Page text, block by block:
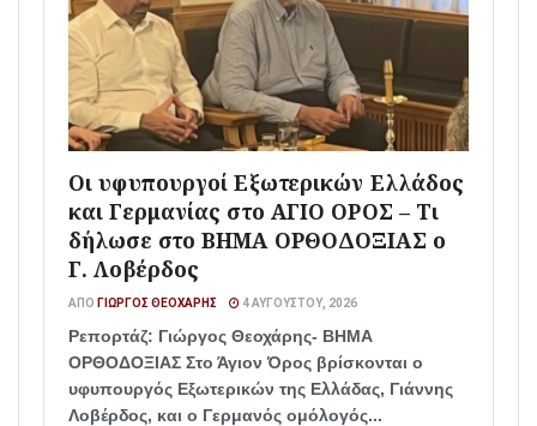
Οι υφυπουργοί Εξωτερικών Ελλάδος
και Γερμανίας στο ΑΓΙΟ ΟΡΟΣ – Τι
δήλωσε στο ΒΗΜΑ ΟΡΘΟΔΟΞΙΑΣ ο
Γ. Λοβέρδος
ΑΠΌ ΓΙΏΡΓΟΣ ΘΕΟΧΆΡΗΣ 4 ΑΥΓΟΎΣΤΟΥ, 2026
Ρεπορτάζ: Γιώργος Θεοχάρης- ΒΗΜΑ
ΟΡΘΟΔΟΞΙΑΣ Στο Άγιον Όρος βρίσκονται ο
υφυπουργός Εξωτερικών της Ελλάδας, Γιάννης
Λοβέρδος, και ο Γερμανός ομόλογός...